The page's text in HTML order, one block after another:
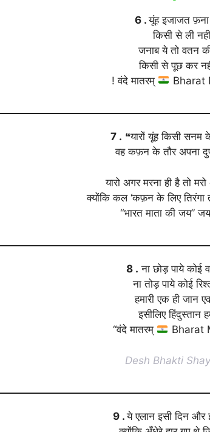
6 .यूंह इजाजत
किसी से ली
जनाब ये तो वतन
किसी से पूछ कर
! वंदे मातरम्
Bharat
7 . ❝यारों यूंह किसी सनम
वह कफ़न के तौर अपना
यारो अगर मरना ही है तो
क्योंकि कल ‘कफ़न के लिए तिरंगा
“भारत माता की जय”
8 . ना छोड़ पाये कोई
ना तोड़ पाये कोई
हमारी एक ही जान
इसीलिए हिंदुस्तान
“वंदे मातरम्
Bharat
Desh Bhakti
9 .ये एलान इसी दिन